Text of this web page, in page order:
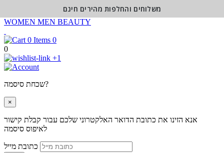
WOMEN MEN BEAUTY
0
0
+1
שכחת סיסמה?
×
אנא הזינו את כתובת הדואר האלקטרוני שלכם עבור קבלת קישור
לאיפוס סיסמה
משלוחים והחלפות מהירים חינם